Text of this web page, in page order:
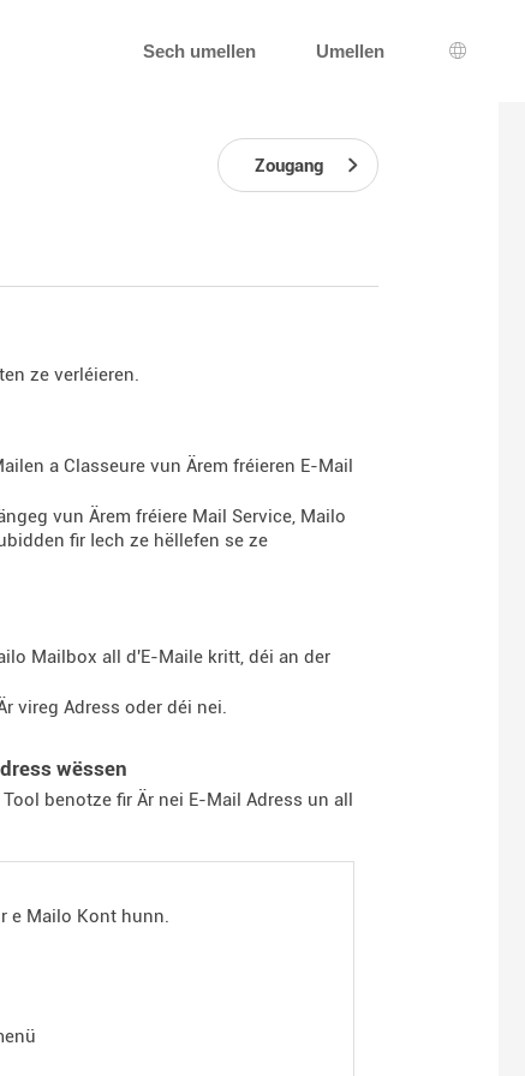
Sech umellen Umellen
Zougang
ze verléieren.
a Classeure vun Ärem fréieren E-Mail
vun Ärem fréiere Mail Service, Mailo
fir Iech ze hëllefen se ze
Mailbox all d'E-Maile kritt, déi an der
vireg Adress oder déi nei.
wëssen
benotze fir Är nei E-Mail Adress un all
e Mailo Kont hunn.